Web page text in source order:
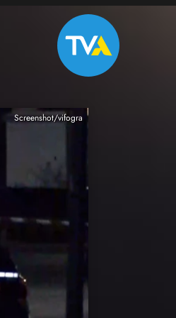
Screenshot/vifogra